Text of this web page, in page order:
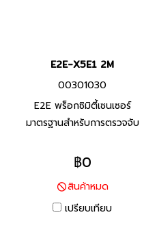
E2E-X5E1 2M
00301030
E2E พร็อกซิมิตี้เซนเซอร์
มาตรฐานสำหรับการตรวจจับ
แวดล้อมด้วยสายมาตราฐานที่ทำ
ตรวจจับที่ทำจากวัสดุที่ทนต่อ
น้ำมันหล่อลื่น
฿0
สินค้าหมด
เปรียบเทียบ